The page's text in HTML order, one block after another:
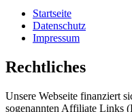
Startseite
Datenschutz
Impressum
Rechtliches
Unsere Webseite finanziert
sogenannten Affiliate Links